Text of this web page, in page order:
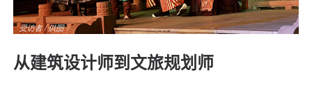
从建筑设计师到文旅规划师